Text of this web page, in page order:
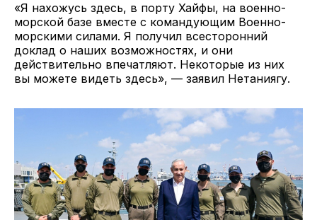
«Я нахожусь здесь, в порту Хайфы, на военно-
морской базе вместе с командующим Военно-
морскими силами. Я получил всесторонний
доклад о наших возможностях, и они
действительно впечатляют. Некоторые из них
вы можете видеть здесь», — заявил Нетаниягу.